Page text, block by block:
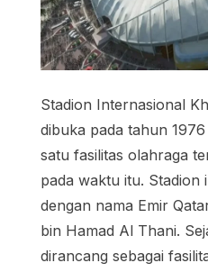
Stadion Internasional
dibuka pada tahun
satu fasilitas olahraga
pada waktu itu. Stadion
dengan nama Emir
bin Hamad Al Thani.
dirancang sebagai